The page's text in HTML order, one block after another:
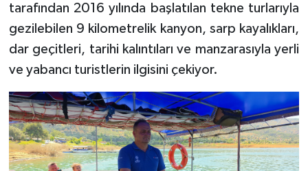
tarafından 2016 yılında başlatılan tekne turlarıyla
gezilebilen 9 kilometrelik kanyon, sarp kayalıkları,
dar geçitleri, tarihi kalıntıları ve manzarasıyla yerli
ve yabancı turistlerin ilgisini çekiyor.